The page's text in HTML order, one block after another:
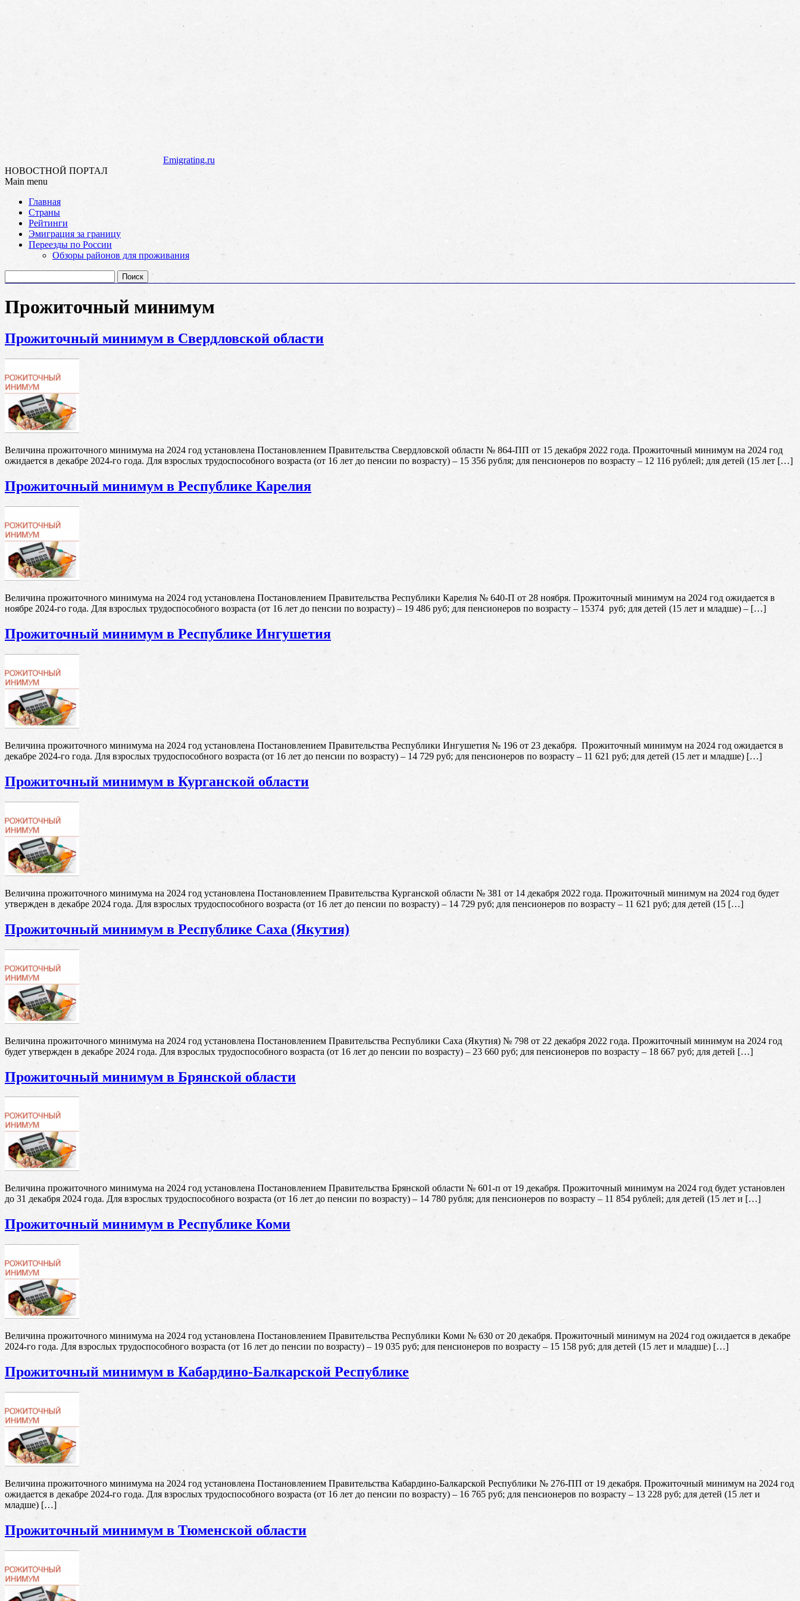
Emigrating.ru
НОВОСТНОЙ ПОРТАЛ
Main menu
content
Главная
Страны
Рейтинги
Эмиграция за границу
Переезды по России
Обзоры районов для проживания
Прожиточный минимум
Прожиточный минимум в Свердловской области
Величина прожиточного минимума на 2024 год установлена Постановлением Правительства Свердловской области № 864-ПП от 15 декабря 2022 года. Прожиточный минимум на 2024 год
ожидается в декабре 2024-го года. Для взрослых трудоспособного возраста (от 16 лет до пенсии по возрасту) – 15 356 рубля; для пенсионеров по возрасту – 12 116 рублей; для детей (15 лет […]
Прожиточный минимум в Республике Карелия
Величина прожиточного минимума на 2024 год установлена Постановлением Правительства Республики Карелия № 640-П от 28 ноября. Прожиточный минимум на 2024 год ожидается в
ноябре 2024-го года. Для взрослых трудоспособного возраста (от 16 лет до пенсии по возрасту) – 19 486 руб; для пенсионеров по возрасту – 15374 руб; для детей (15 лет и младше) – […]
Прожиточный минимум в Республике Ингушетия
Величина прожиточного минимума на 2024 год установлена Постановлением Правительства Республики Ингушетия № 196 от 23 декабря. Прожиточный минимум на 2024 год ожидается в
декабре 2024-го года. Для взрослых трудоспособного возраста (от 16 лет до пенсии по возрасту) – 14 729 руб; для пенсионеров по возрасту – 11 621 руб; для детей (15 лет и младше) […]
Прожиточный минимум в Курганской области
Величина прожиточного минимума на 2024 год установлена Постановлением Правительства Курганской области № 381 от 14 декабря 2022 года. Прожиточный минимум на 2024 год будет
утвержден в декабре 2024 года. Для взрослых трудоспособного возраста (от 16 лет до пенсии по возрасту) – 14 729 руб; для пенсионеров по возрасту – 11 621 руб; для детей (15 […]
Прожиточный минимум в Республике Саха (Якутия)
Величина прожиточного минимума на 2024 год установлена Постановлением Правительства Республики Саха (Якутия) № 798 от 22 декабря 2022 года. Прожиточный минимум на 2024 год
будет утвержден в декабре 2024 года. Для взрослых трудоспособного возраста (от 16 лет до пенсии по возрасту) – 23 660 руб; для пенсионеров по возрасту – 18 667 руб; для детей […]
Прожиточный минимум в Брянской области
Величина прожиточного минимума на 2024 год установлена Постановлением Правительства Брянской области № 601-п от 19 декабря. Прожиточный минимум на 2024 год будет установлен
до 31 декабря 2024 года. Для взрослых трудоспособного возраста (от 16 лет до пенсии по возрасту) – 14 780 рубля; для пенсионеров по возрасту – 11 854 рублей; для детей (15 лет и […]
Прожиточный минимум в Республике Коми
Величина прожиточного минимума на 2024 год установлена Постановлением Правительства Республики Коми № 630 от 20 декабря. Прожиточный минимум на 2024 год ожидается в декабре
2024-го года. Для взрослых трудоспособного возраста (от 16 лет до пенсии по возрасту) – 19 035 руб; для пенсионеров по возрасту – 15 158 руб; для детей (15 лет и младше) […]
Прожиточный минимум в Кабардино-Балкарской Республике
Величина прожиточного минимума на 2024 год установлена Постановлением Правительства Кабардино-Балкарской Республики № 276-ПП от 19 декабря. Прожиточный минимум на 2024 год
ожидается в декабре 2024-го года. Для взрослых трудоспособного возраста (от 16 лет до пенсии по возрасту) – 16 765 руб; для пенсионеров по возрасту – 13 228 руб; для детей (15 лет и
младше) […]
Прожиточный минимум в Тюменской области